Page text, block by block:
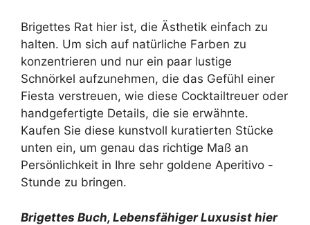
Brigettes Rat hier ist, die Ästhetik einfach zu
halten. Um sich auf natürliche Farben zu
konzentrieren und nur ein paar lustige
Schnörkel aufzunehmen, die das Gefühl einer
Fiesta verstreuen, wie diese Cocktailtreuer oder
handgefertigte Details, die sie erwähnte.
Kaufen Sie diese kunstvoll kuratierten Stücke
unten ein, um genau das richtige Maß an
Persönlichkeit in Ihre sehr goldene Aperitivo -
Stunde zu bringen.
Brigettes Buch, Lebensfähiger Luxusist hier